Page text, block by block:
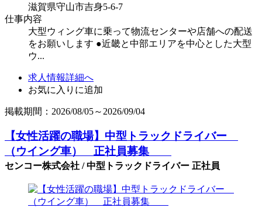
滋賀県守山市吉身5-6-7
仕事内容
大型ウィング車に乗って物流センターや店舗への配送
をお願いします ●近畿と中部エリアを中心とした大型
ウ...
求人情報詳細へ
お気に入りに追加
掲載期間：2026/08/05～2026/09/04
【女性活躍の職場】中型トラックドライバー
（ウイング車） 正社員募集
センコー株式会社 / 中型トラックドライバー 正社員